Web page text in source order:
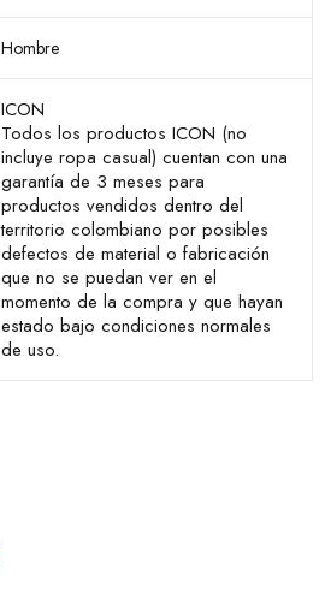
Hombre
ICON
Todos los productos ICON (no
incluye ropa casual) cuentan con una
garantía de 3 meses para
productos vendidos dentro del
territorio colombiano por posibles
defectos de material o fabricación
que no se puedan ver en el
momento de la compra y que hayan
estado bajo condiciones normales
de uso.